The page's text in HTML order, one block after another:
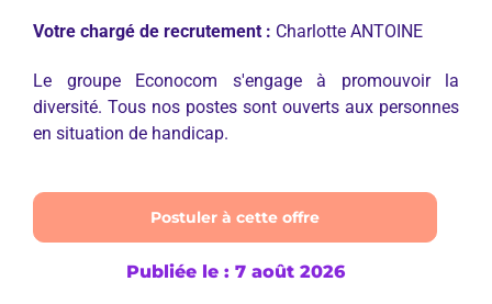
Votre chargé de recrutement : Charlotte ANTOINE
Le groupe Econocom s'engage à promouvoir la
diversité. Tous nos postes sont ouverts aux personnes
en situation de handicap.
Postuler à cette offre
Publiée le : 7 août 2026